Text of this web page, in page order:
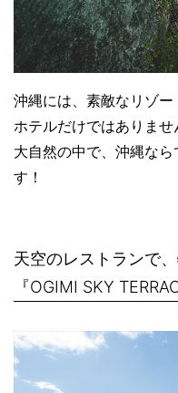
沖縄には、素敵なリゾー
ホテルだけではありま
大自然の中で、沖縄な
す！
天空のレストランで
『OGIMI SKY